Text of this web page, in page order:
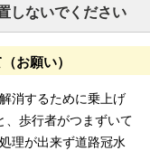
しないでください
お願い）
消するために乗上げ
、歩行者がつまずいて
理が出来ず道路冠水